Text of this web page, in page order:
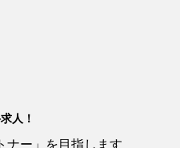
人！
ナー」を目指します